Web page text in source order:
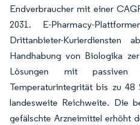
Endverbraucher mit einer
2031. E-Pharmacy-
Drittanbieter-
Handhabung von Biologika
Lösungen mit passiven
Temperaturintegrität bis zu 48
landesweite Reichweite. Die
gefälschte Arzneimittel erhöht